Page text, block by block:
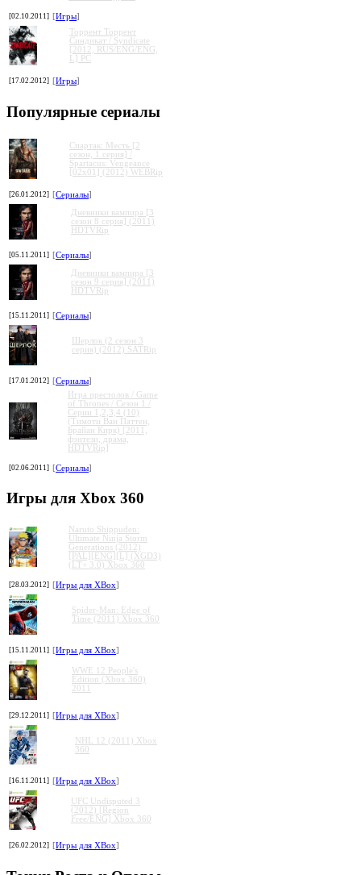
[02.10.2011] [Игры]
Торрент Торрент
Cиндикат / Syndicate
[2012, RUS/ENG/ENG,
L] PC
[17.02.2012] [Игры]
Популярные сериалы
Спартак: Месть [2
сезон, 1 серия] /
Spartacus: Vengeance
[02x01] (2012) WEBRip
[26.01.2012] [Сериалы]
Дневники вампира [3
сезон 8 серия] (2011)
HDTVRip
[05.11.2011] [Сериалы]
Дневники вампира [3
сезон 9 серия] (2011)
HDTVRip
[15.11.2011] [Сериалы]
Шерлок (2 сезон 3
серия) (2012) SATRip
[17.01.2012] [Сериалы]
Игра престолов / Game
of Thrones / Сезон 1 /
Серии 1,2,3,4 (10)
(Тимоти Ван Паттен,
Брайан Кирк) [2011,
фэнтези, драма,
HDTVRip]
[02.06.2011] [Сериалы]
Игры для Xbox 360
Naruto Shippuden:
Ultimate Ninja Storm
Generations (2012)
[PAL][ENG][L] (XGD3)
(LT+ 3.0) Xbox 360
[28.03.2012] [Игры для XBox]
Spider-Man: Edge of
Time (2011) Xbox 360
[15.11.2011] [Игры для XBox]
WWE 12 People's
Edition (Xbox 360)
2011
[29.12.2011] [Игры для XBox]
NHL 12 (2011) Xbox
360
[16.11.2011] [Игры для XBox]
UFC Undisputed 3
(2012) [Region
Free/ENG] Xbox 360
[26.02.2012] [Игры для XBox]